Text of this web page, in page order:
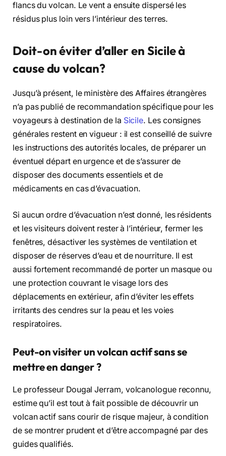
flancs du volcan. Le vent a ensuite dispersé les
résidus plus loin vers l’intérieur des terres.
Doit-on éviter d’aller en Sicile à
cause du volcan?
Jusqu’à présent, le ministère des Affaires étrangères
n’a pas publié de recommandation spécifique pour les
voyageurs à destination de la Sicile. Les consignes
générales restent en vigueur : il est conseillé de suivre
les instructions des autorités locales, de préparer un
éventuel départ en urgence et de s’assurer de
disposer des documents essentiels et de
médicaments en cas d’évacuation.
Si aucun ordre d’évacuation n’est donné, les résidents
et les visiteurs doivent rester à l’intérieur, fermer les
fenêtres, désactiver les systèmes de ventilation et
disposer de réserves d’eau et de nourriture. Il est
aussi fortement recommandé de porter un masque ou
une protection couvrant le visage lors des
déplacements en extérieur, afin d’éviter les effets
irritants des cendres sur la peau et les voies
respiratoires.
Peut-on visiter un volcan actif sans se
mettre en danger ?
Le professeur Dougal Jerram, volcanologue reconnu,
estime qu’il est tout à fait possible de découvrir un
volcan actif sans courir de risque majeur, à condition
de se montrer prudent et d’être accompagné par des
guides qualifiés.